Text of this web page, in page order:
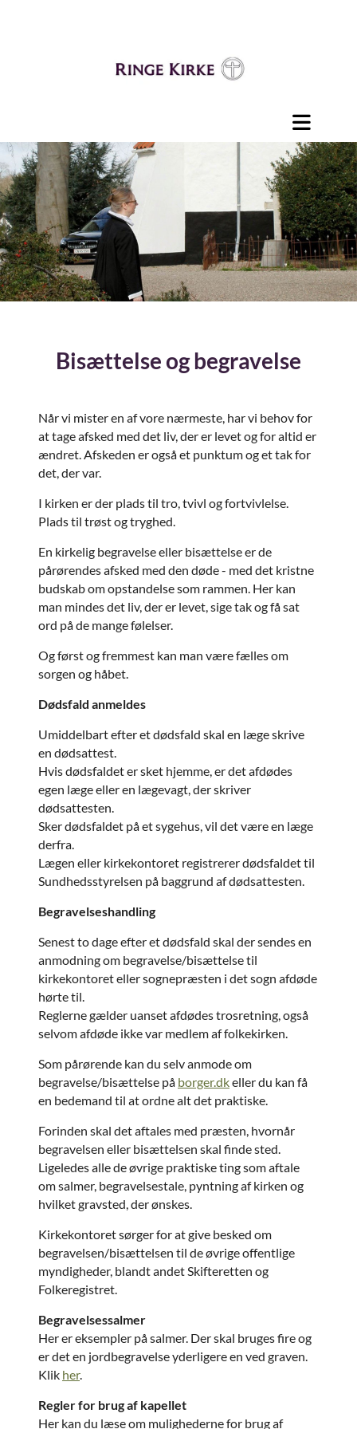
Bisættelse og begravelse
Når vi mister en af vore nærmeste, har vi behov for
at tage afsked med det liv, der er levet og for altid er
ændret. Afskeden er også et punktum og et tak for
det, der var.
I kirken er der plads til tro, tvivl og fortvivlelse.
Plads til trøst og tryghed.
En kirkelig begravelse eller bisættelse er de
pårørendes afsked med den døde - med det kristne
budskab om opstandelse som rammen. Her kan
man mindes det liv, der er levet, sige tak og få sat
ord på de mange følelser.
Og først og fremmest kan man være fælles om
sorgen og håbet.
Dødsfald anmeldes
Umiddelbart efter et dødsfald skal en læge skrive
en dødsattest.
Hvis dødsfaldet er sket hjemme, er det afdødes
egen læge eller en lægevagt, der skriver
dødsattesten.
Sker dødsfaldet på et sygehus, vil det være en læge
derfra.
Lægen eller kirkekontoret registrerer dødsfaldet til
Sundhedsstyrelsen på baggrund af dødsattesten.
Begravelseshandling
Senest to dage efter et dødsfald skal der sendes en
anmodning om begravelse/bisættelse til
kirkekontoret eller sognepræsten i det sogn afdøde
hørte til.
Reglerne gælder uanset afdødes trosretning, også
selvom afdøde ikke var medlem af folkekirken.
Som pårørende kan du selv anmode om
begravelse/bisættelse på borger.dkeller du kan få
en bedemand til at ordne alt det praktiske.
Forinden skal det aftales med præsten, hvornår
begravelsen eller bisættelsen skal finde sted.
Ligeledes alle de øvrige praktiske ting som aftale
om salmer, begravelsestale, pyntning af kirken og
hvilket gravsted, der ønskes.
Kirkekontoret sørger for at give besked om
begravelsen/bisættelsen til de øvrige offentlige
myndigheder, blandt andet Skifteretten og
Folkeregistret.
Begravelsessalmer
Her er eksempler på salmer. Der skal bruges fire og
er det en jordbegravelse yderligere en ved graven.
Klik her.
Regler for brug af kapellet
Her kan du læse om mulighederne for brug af